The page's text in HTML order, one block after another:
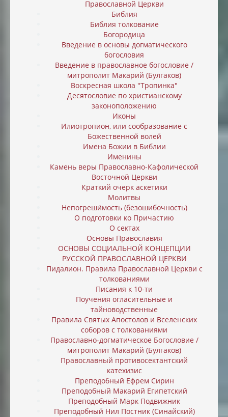
Православной Церкви
Библия
Библия толкование
Богородица
Введение в основы догматического
богословия
Введение в православное богословие /
митрополит Макарий (Булгаков)
Воскресная школа "Тропинка"
Десятословие по христианскому
законоположению
Иконы
Илиотропион, или cообразование с
Божественной волей
Имена Божии в Библии
Именины
Камень веры Православно-Кафолической
Восточной Церкви
Краткий очерк аскетики
Молитвы
Непогреши́мость (безошибочность)
О подготовки ко Причастию
О сектах
Основы Православия
ОСНОВЫ СОЦИАЛЬНОЙ КОНЦЕПЦИИ
РУССКОЙ ПРАВОСЛАВНОЙ ЦЕРКВИ
Пидалион. Правила Православной Церкви с
толкованиями
Писания к 10-ти
Поучения огласительные и
тайноводственные
Правила Святых Апостолов и Вселенских
соборов с толкованиями
Православно-догматическое Богословие /
митрополит Макарий (Булгаков)
Православный противосектантский
катехизис
Преподобный Ефрем Сирин
Преподобный Макарий Египетский
Преподобный Марк Подвижник
Преподобный Нил Постник (Синайский)